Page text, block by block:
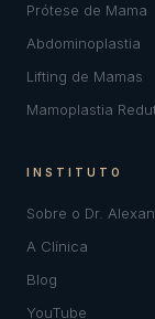
Prótese de Mama
Abdominoplastia
Lifting de Mamas
Mamoplastia
INSTITUTO
Sobre o Dr.
A Clínica
Blog
YouTube